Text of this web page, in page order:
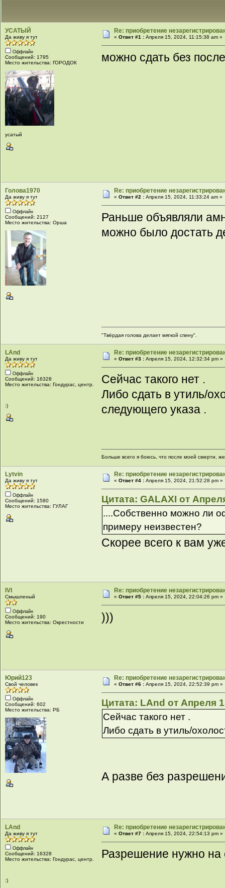
УСАТЫЙ
Да живу я тут
Оффлайн
Сообщений: 1795
Место жительства: ГОРОДОК
усатый
Re: приобретение
«Ответ #1 : Апреля 15, 2024, 11:15:38 am »
можно сдать без
Голова1970
Да живу я тут
Оффлайн
Сообщений: 2127
Место жительства: Орша
Re: приобретение
«Ответ #2 : Апреля 15, 2024, 11:33:24 am »
Раньше объявляли
можно было достать
"Твёрдая голова делает мягкой спину".
LAnd
Да живу я тут
Оффлайн
Сообщений: 16328
Место жительства: Гондурас, центр.
:)
Re: приобретение
«Ответ #3 : Апреля 15, 2024, 12:32:34 pm »
Сейчас такого нет .
Либо сдать в утиль/
следующего указа .
Больше всего я боюсь, что после моей смерти,
Lytvin
Да живу я тут
Оффлайн
Сообщений: 1580
Место жительства: ГУЛАГ
Re: приобретение
«Ответ #4 : Апреля 15, 2024, 21:52:28 pm »
Цитата: GALAXI от
....Собственно можно ли
примеру неизвестен?
Скорее всего к вам
IVI
Смышленый
Оффлайн
Сообщений: 190
Место жительства: Окрестности
Re: приобретение
«Ответ #5 : Апреля 15, 2024, 22:04:26 pm »
)))
Юрий123
Свой человек
Оффлайн
Сообщений: 602
Место жительства: РБ
Re: приобретение
«Ответ #6 : Апреля 15, 2024, 22:52:39 pm »
Цитата: LAnd от Апреля
Сейчас такого нет .
Либо сдать в утиль/
А разве без
LAnd
Да живу я тут
Оффлайн
Сообщений: 16328
Место жительства: Гондурас, центр.
:)
Re: приобретение
«Ответ #7 : Апреля 15, 2024, 22:54:13 pm »
Разрешение нужно на